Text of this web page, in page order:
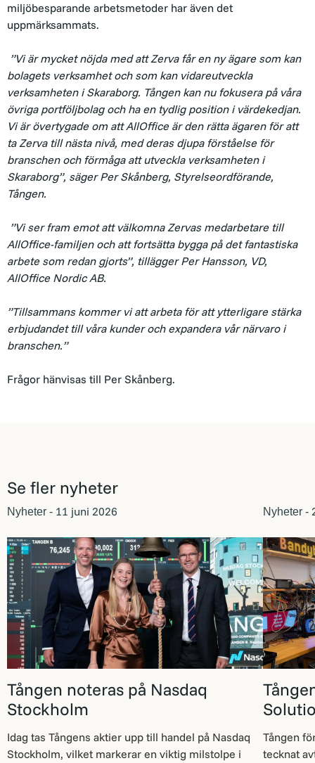
miljöbesparande arbetsmetoder har även det
uppmärksammats.
”Vi är mycket nöjda med att Zerva får en ny ägare som kan
bolagets verksamhet och som kan vidareutveckla
verksamheten i Skaraborg. Tången kan nu fokusera på våra
övriga portföljbolag och ha en tydlig position i värdekedjan.
Vi är övertygade om att AllOffice är den rätta ägaren för att
ta Zerva till nästa nivå, med deras djupa förståelse för
branschen och förmåga att utveckla verksamheten i
Skaraborg”, säger Per Skånberg, Styrelseordförande,
Tången.
”Vi ser fram emot att välkomna Zervas medarbetare till
AllOffice-familjen och att fortsätta bygga på det fantastiska
arbete som redan gjorts”, tillägger Per Hansson, VD,
AllOffice Nordic AB.
”Tillsammans kommer vi att arbeta för att ytterligare stärka
erbjudandet till våra kunder och expandera vår närvaro i
branschen.”
Frågor hänvisas till Per Skånberg.
Se fler nyheter
Nyheter - 11 juni 2026
Tången noteras på Nasdaq
Stockholm
Idag tas Tångens aktier upp till handel på Nasdaq
Stockholm, vilket markerar en viktig milstolpe i
Nyheter -
Tången
tecknat